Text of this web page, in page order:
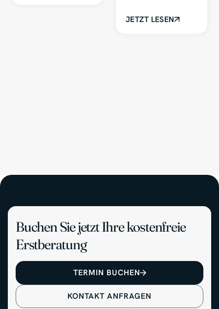
JETZT LESEN
Buchen Sie jetzt Ihre kostenfreie
Erstberatung
TERMIN BUCHEN
KONTAKT ANFRAGEN